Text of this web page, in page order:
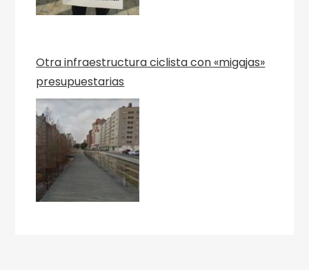
Otra infraestructura ciclista con «migajas»
presupuestarias